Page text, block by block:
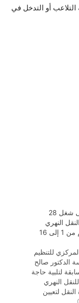
أو التدخل في
المنافسة على شغل 28
النهري
وفترة التقديم من 1 إلى 16
للتنظيم
الدكتور صالح
لتلبية حاجة
النهري
النقل لتعيين
ثالث بناء